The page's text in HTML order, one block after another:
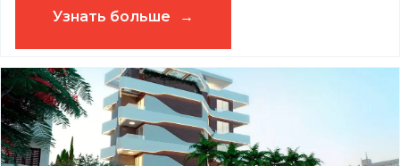
Узнать больше